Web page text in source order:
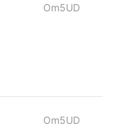
Om5UD
Om5UD